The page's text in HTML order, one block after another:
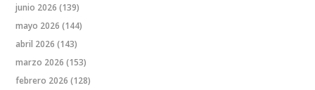
junio 2026 (139)
mayo 2026 (144)
abril 2026 (143)
marzo 2026 (153)
febrero 2026 (128)